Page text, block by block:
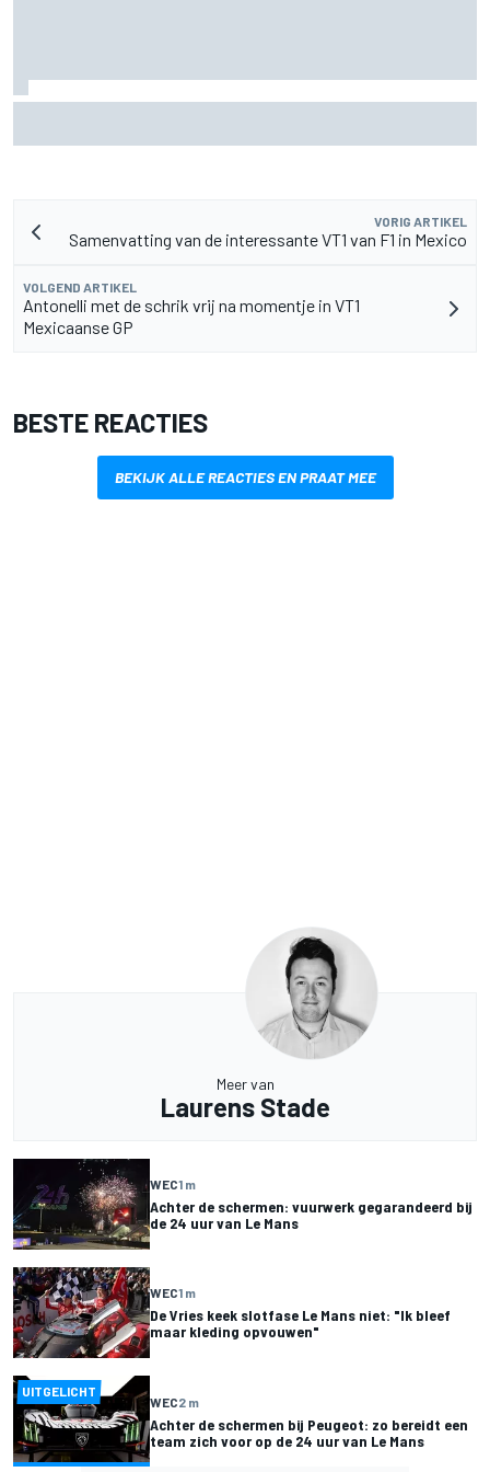
VORIG ARTIKEL
Samenvatting van de interessante VT1 van F1 in Mexico
VOLGEND ARTIKEL
Antonelli met de schrik vrij na momentje in VT1
Mexicaanse GP
BESTE REACTIES
BEKIJK ALLE REACTIES EN PRAAT MEE
Meer van
Laurens Stade
WEC1 m
Achter de schermen: vuurwerk gegarandeerd bij
de 24 uur van Le Mans
WEC1 m
De Vries keek slotfase Le Mans niet: "Ik bleef
maar kleding opvouwen"
UITGELICHT
WEC2 m
Achter de schermen bij Peugeot: zo bereidt een
team zich voor op de 24 uur van Le Mans